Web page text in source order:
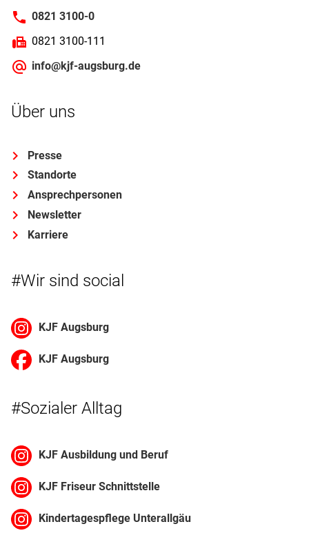
0821 3100-0
0821 3100-111
info@kjf-augsburg.de
Über uns
Presse
Standorte
Ansprechpersonen
Newsletter
Karriere
#Wir sind social
KJF Augsburg
KJF Augsburg
#Sozialer Alltag
KJF Ausbildung und Beruf
KJF Friseur Schnittstelle
Kindertagespflege Unterallgäu